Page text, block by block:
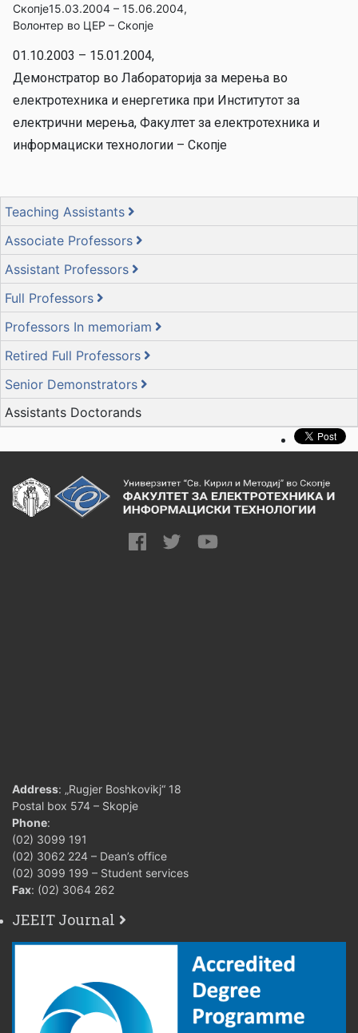
Скопје15.03.2004 – 15.06.2004,
Волонтер во ЦЕР – Скопје
01.10.2003 – 15.01.2004,
Демонстратор во Лабораторија за мерења во
електротехника и енергетика при Институтот за
електрични мерења, Факултет за електротехника и
информациски технологии – Скопје
Teaching Assistants
Associate Professors
Assistant Professors
Full Professors
Professors In memoriam
Retired Full Professors
Senior Demonstrators
Assistants Doctorands
Address: „Rugjer Boshkovikj“ 18
Postal box 574 – Skopje
Phone:
(02) 3099 191
(02) 3062 224 – Dean’s office
(02) 3099 199 – Student services
Fax: (02) 3064 262
JEEIT Journal